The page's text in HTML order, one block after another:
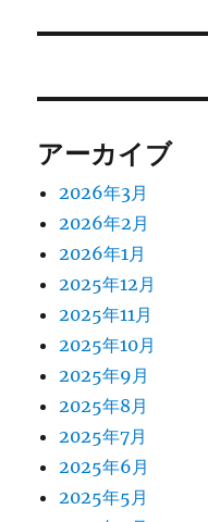
アーカイブ
2026年3月
2026年2月
2026年1月
2025年12月
2025年11月
2025年10月
2025年9月
2025年8月
2025年7月
2025年6月
2025年5月